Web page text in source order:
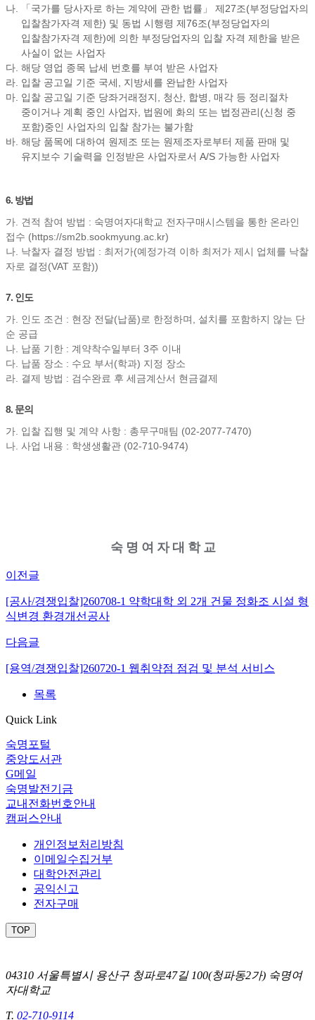
나. 「국가를 당사자로 하는 계약에 관한 법률」 제27조(부정당업자의
입찰참가자격 제한) 및 동법 시행령 제76조(부정당업자의
입찰참가자격 제한)에 의한 부정당업자의 입찰 자격 제한을 받은
사실이 없는 사업자
다. 해당 영업 종목 납세 번호를 부여 받은 사업자
라. 입찰 공고일 기준 국세, 지방세를 완납한 사업자
마. 입찰 공고일 기준 당좌거래정지, 청산, 합병, 매각 등 정리절차
중이거나 계획 중인 사업자, 법원에 화의 또는 법정관리(신청 중
포함)중인 사업자의 입찰 참가는 불가함
바. 해당 품목에 대하여 원제조 또는 원제조자로부터 제품 판매 및
유지보수 기술력을 인정받은 사업자로서 A/S 가능한 사업자
6. 방법
가. 견적 참여 방법 : 숙명여자대학교 전자구매시스템을 통한 온라인
접수 (https://sm2b.sookmyung.ac.kr)
나. 낙찰자 결정 방법 : 최저가(예정가격 이하 최저가 제시 업체를 낙찰
자로 결정(VAT 포함))
7. 인도
가. 인도 조건 : 현장 전달(납품)로 한정하며, 설치를 포함하지 않는 단
순 공급
나. 납품 기한 : 계약착수일부터 3주 이내
다. 납품 장소 : 수요 부서(학과) 지정 장소
라. 결제 방법 : 검수완료 후 세금계산서 현금결제
8. 문의
가. 입찰 집행 및 계약 사항 : 총무구매팀 (02-2077-7470)
나. 사업 내용 : 학생생활관 (02-710-9474)
숙명여자대학교
이전글
[공사/경쟁입찰]260708-1 약학대학 외 2개 건물 정화조 시설 형
식변경 환경개선공사
다음글
[용역/경쟁입찰]260720-1 웹취약점 점검 및 분석 서비스
목록
Quick Link
숙명포털
중앙도서관
G메일
숙명발전기금
교내전화번호안내
캠퍼스안내
개인정보처리방침
이메일수집거부
대학안전관리
공익신고
전자구매
TOP
04310 서울특별시 용산구 청파로47길 100(청파동2가) 숙명여
자대학교
T. 02-710-9114